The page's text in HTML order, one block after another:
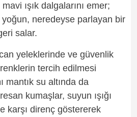
mavi ışık dalgalarını emer;
neredeyse parlayan bir
salar.
yeleklerinde ve güvenlik
tercih edilmesi
mantık su altında da
kumaşlar, suyun ışığı
karşı direnç göstererek